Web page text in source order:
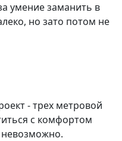
умение заманить в
но зато потом не
- трех метровой
с комфортом
невозможно.